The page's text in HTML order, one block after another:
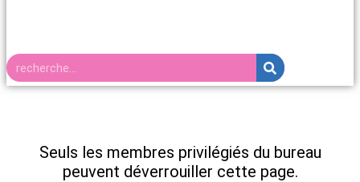
Seuls les membres privilégiés du bureau
peuvent déverrouiller cette page.